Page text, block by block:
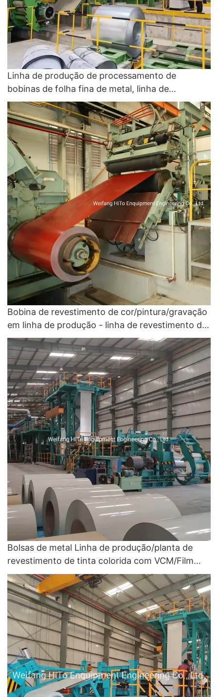
Linha de produção de processamento de
bobinas de folha fina de metal, linha de
galvanização e linha de revestimento de cores -
galvanização por queda quente e CGL
Bobina de revestimento de cor/pintura/gravação
em linha de produção - linha de revestimento de
cores e CCL
Bolsas de metal Linha de produção/planta de
revestimento de tinta colorida com VCM/Film
Hot Laminating Unit - Linha de revestimento
colorido e planta de revestimento de bobina